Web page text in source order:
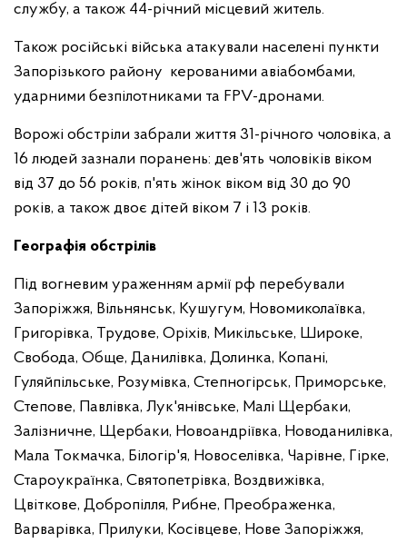
службу, а також 44-річний місцевий житель.
Також російські війська атакували населені пункти
Запорізького району керованими авіабомбами,
ударними безпілотниками та FPV-дронами.
Ворожі обстріли забрали життя 31-річного чоловіка, а
16 людей зазнали поранень: дев'ять чоловіків віком
від 37 до 56 років, п'ять жінок віком від 30 до 90
років, а також двоє дітей віком 7 і 13 років.
Географія обстрілів
Під вогневим ураженням армії рф перебували
Запоріжжя, Вільнянськ, Кушугум, Новомиколаївка,
Григорівка, Трудове, Оріхів, Микільське, Широке,
Свобода, Обще, Данилівка, Долинка, Копані,
Гуляйпільське, Розумівка, Степногірськ, Приморське,
Степове, Павлівка, Лук'янівське, Малі Щербаки,
Залізничне, Щербаки, Новоандріївка, Новоданилівка,
Мала Токмачка, Білогір'я, Новоселівка, Чарівне, Гірке,
Староукраїнка, Святопетрівка, Воздвижівка,
Цвіткове, Добропілля, Рибне, Преображенка,
Варварівка, Прилуки, Косівцеве, Нове Запоріжжя,